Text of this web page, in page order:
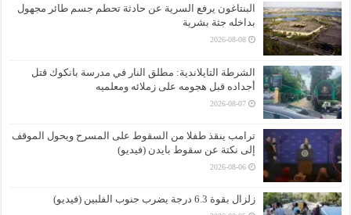
البنتاغون يرفع السرية عن حادثة تحطم جسم طائر مجهول
بداخله جثة بشرية
2026-08-08
الشرطة التايلاندية: مطلق النار في مدرسة بانكوك قتل
أجداده قبل هجومه على زملائه ومعلميه
2026-08-07
ترامب ينقذ طفلا من السقوط على المسرح ويحول الموقف
إلى نكتة عن سقوط بايدن (فيديو)
2026-08-06
زلزال بقوة 6.3 درجة يضرب جنوب الفلبين (فيديو)